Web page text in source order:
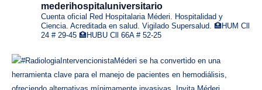
mederihospitaluniversitario
Cuenta oficial Red Hospitalaria Méderi. Hospitalidad y
Ciencia. Acreditada en salud. Vigilado Supersalud. 🏥HUM Cll
24 # 29-45 🏥HUBU Cll 66A # 52-25